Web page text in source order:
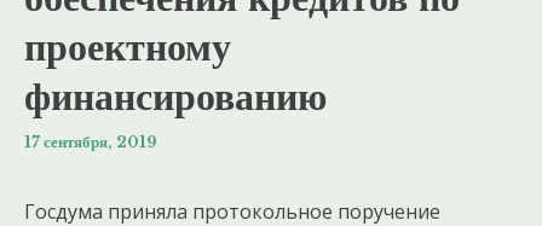
проектному
финансированию
17 сентября, 2019
Госдума приняла протокольное поручение